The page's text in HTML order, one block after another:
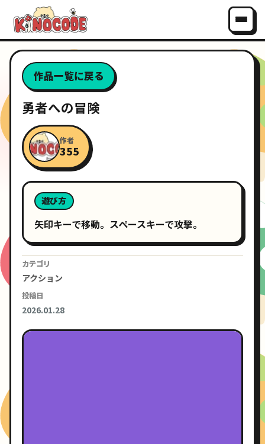
作品一覧に戻る
勇者への冒険
作者
355
遊び方
矢印キーで移動。スペースキーで攻撃。
カテゴリ
アクション
投稿日
2026.01.28